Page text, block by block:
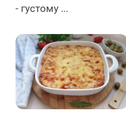
- густому ...